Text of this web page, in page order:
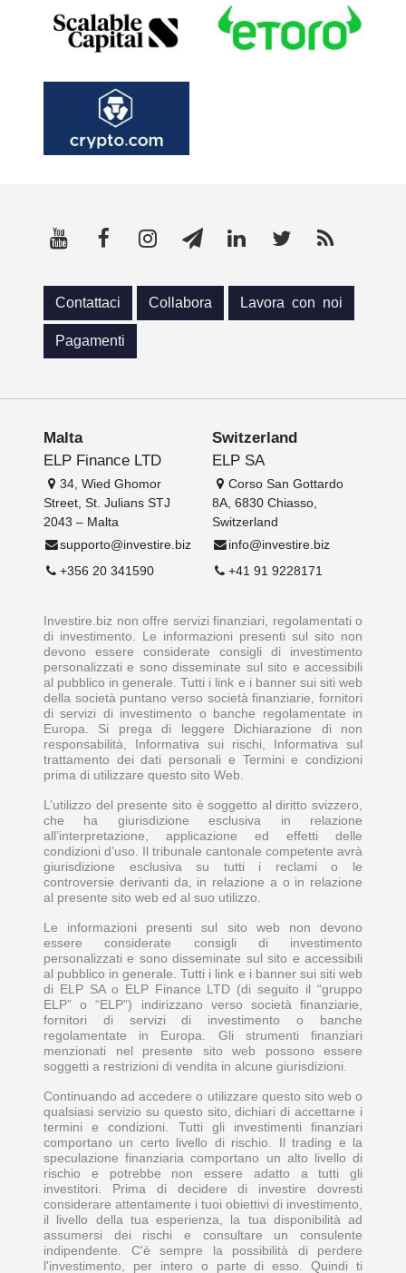
Contattaci Collabora Lavora con noi
Pagamenti
Malta
ELP Finance LTD
34, Wied Ghomor
Street, St. Julians STJ
2043 – Malta
supporto@investire.biz
+356 20 341590
Switzerland
ELP SA
Corso San Gottardo
8A, 6830 Chiasso,
Switzerland
info@investire.biz
+41 91 9228171
Investire.biz non offre servizi finanziari, regolamentati o
di investimento. Le informazioni presenti sul sito non
devono essere considerate consigli di investimento
personalizzati e sono disseminate sul sito e accessibili
al pubblico in generale. Tutti i link e i banner sui siti web
della società puntano verso società finanziarie, fornitori
di servizi di investimento o banche regolamentate in
Europa. Si prega di leggere Dichiarazione di non
responsabilità, Informativa sui rischi, Informativa sul
trattamento dei dati personali e Termini e condizioni
prima di utilizzare questo sito Web.
L’utilizzo del presente sito è soggetto al diritto svizzero,
che ha giurisdizione esclusiva in relazione
all’interpretazione, applicazione ed effetti delle
condizioni d’uso. Il tribunale cantonale competente avrà
giurisdizione esclusiva su tutti i reclami o le
controversie derivanti da, in relazione a o in relazione
al presente sito web ed al suo utilizzo.
Le informazioni presenti sul sito web non devono
essere considerate consigli di investimento
personalizzati e sono disseminate sul sito e accessibili
al pubblico in generale. Tutti i link e i banner sui siti web
di ELP SA o ELP Finance LTD (di seguito il “gruppo
ELP” o “ELP”) indirizzano verso società finanziarie,
fornitori di servizi di investimento o banche
regolamentate in Europa. Gli strumenti finanziari
menzionati nel presente sito web possono essere
soggetti a restrizioni di vendita in alcune giurisdizioni.
Continuando ad accedere o utilizzare questo sito web o
qualsiasi servizio su questo sito, dichiari di accettarne i
termini e condizioni. Tutti gli investimenti finanziari
comportano un certo livello di rischio. Il trading e la
speculazione finanziaria comportano un alto livello di
rischio e potrebbe non essere adatto a tutti gli
investitori. Prima di decidere di investire dovresti
considerare attentamente i tuoi obiettivi di investimento,
il livello della tua esperienza, la tua disponibilità ad
assumersi dei rischi e consultare un consulente
indipendente. C'è sempre la possibilità di perdere
l'investimento, per intero o parte di esso. Quindi ti